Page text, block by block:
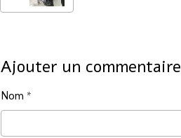
Ajouter un commentaire
Nom